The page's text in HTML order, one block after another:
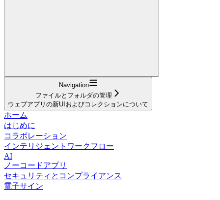
Navigation
ファイルとフォルダの管理
ウェブアプリの新UIおよびコレクションについて
ホーム
はじめに
コラボレーション
インテリジェントワークフロー
AI
ノーコードアプリ
セキュリティとコンプライアンス
電子サイン